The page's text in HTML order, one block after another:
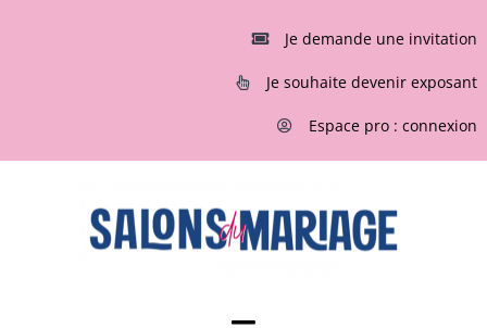
Je souhaite devenir exposant
Espace pro : connexion
Je demande une invitation